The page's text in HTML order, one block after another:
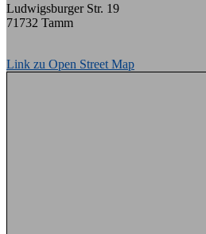
Ludwigsburger Str. 19
71732 Tamm
Link zu Open Street Map